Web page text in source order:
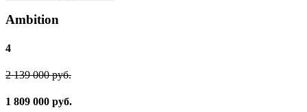
Ambition
4
2 139 000 руб.
1 809 000 руб.